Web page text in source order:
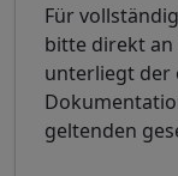
Für
bitte direkt an
unterliegt der
geltenden